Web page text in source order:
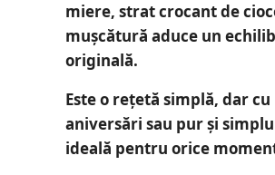
miere, strat crocant de
mușcătură aduce un
originală.
Este o rețetă simplă, dar
aniversări sau pur și
ideală pentru orice